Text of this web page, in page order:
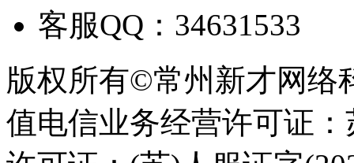
客服QQ：34631533
版权所有©常州新才网络
值电信业务经营许可证